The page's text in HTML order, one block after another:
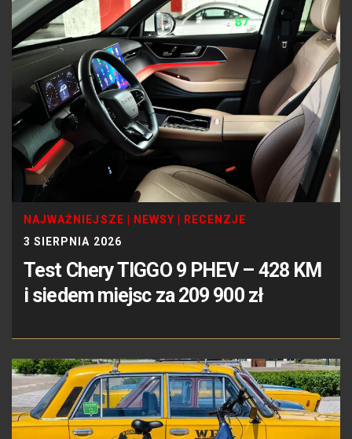
NAJWAŻNIEJSZE NEWSY
RECENZJE
3 SIERPNIA 2026
Test Chery TIGGO 9 PHEV – 428 KM
i siedem miejsc za 209 900 zł